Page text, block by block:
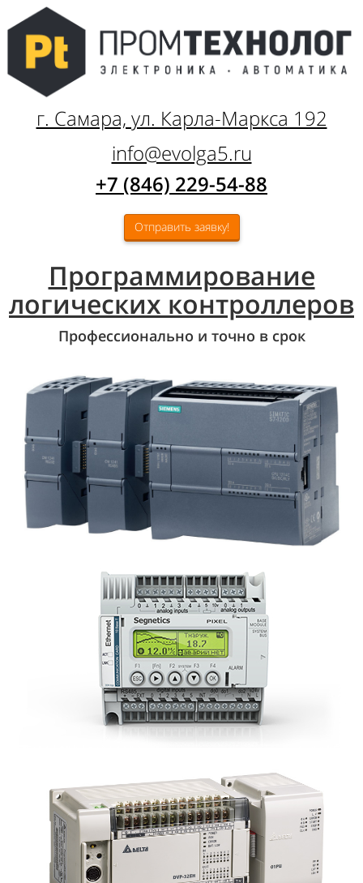
г. Самара, ул. Карла-Маркса 192
info@evolga5.ru
+7 (846) 229-54-88
Отправить заявку!
Программирование
логических контроллеров
Профессионально и точно в срок